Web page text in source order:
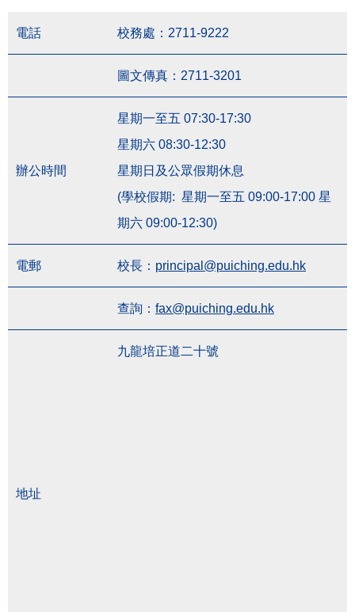
電話 校務處：2711-9222
圖文傳真：2711-3201
辦公時間
星期一至五 07:30-17:30
星期六 08:30-12:30
星期日及公眾假期休息
(學校假期: 星期一至五 09:00-17:00 星
期六 09:00-12:30)
電郵 校長： principal@puiching.edu.hk
查詢： fax@puiching.edu.hk
地址
九龍培正道二十號